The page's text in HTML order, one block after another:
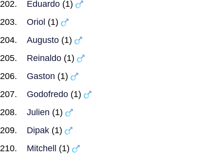
Eduardo (1)
Oriol (1)
Augusto (1)
Reinaldo (1)
Gaston (1)
Godofredo (1)
Julien (1)
Dipak (1)
Mitchell
(1)